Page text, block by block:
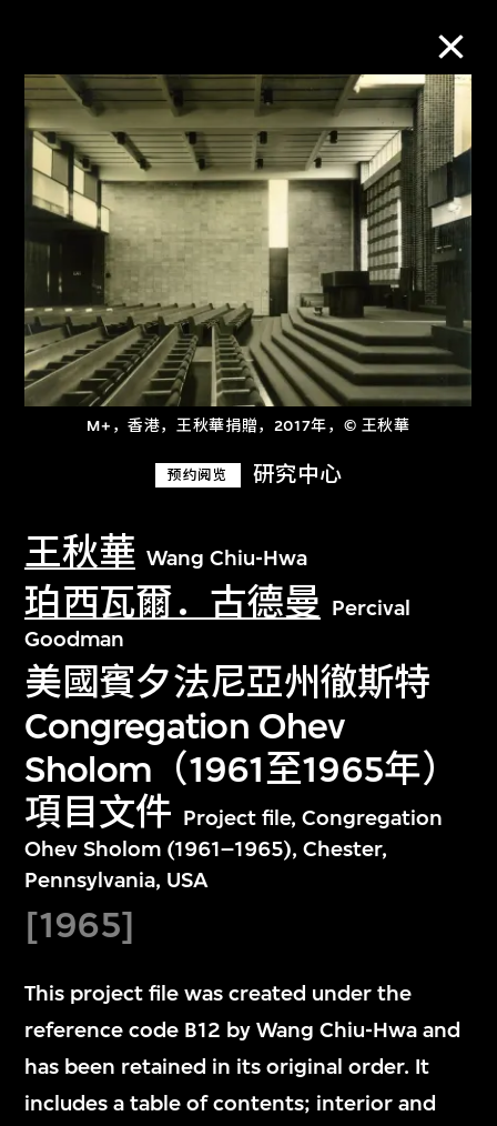
M+，香港，王秋華捐贈，2017年，© 王秋華
预约阅览 研究中心
王秋華 Wang Chiu-Hwa
珀西瓦爾．古德曼 Percival
Goodman
美國賓夕法尼亞州徹斯特
Congregation Ohev
Sholom（1961至1965年）
項目文件 Project file, Congregation
Ohev Sholom (1961–1965), Chester,
Pennsylvania, USA
[1965]
This project file was created under the
reference code B12 by Wang Chiu-Hwa and
has been retained in its original order. It
includes a table of contents; interior and
M+藏品
进一步筛选 搜索
关于M+藏品
探索世界顶级的二十及二十一世纪视觉